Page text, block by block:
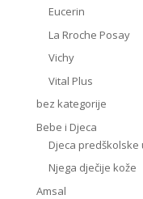
Eucerin
La Rroche Posay
Vichy
Vital Plus
bez kategorije
Bebe i Djeca
Djeca predškolske
Njega dječije kože
Amsal